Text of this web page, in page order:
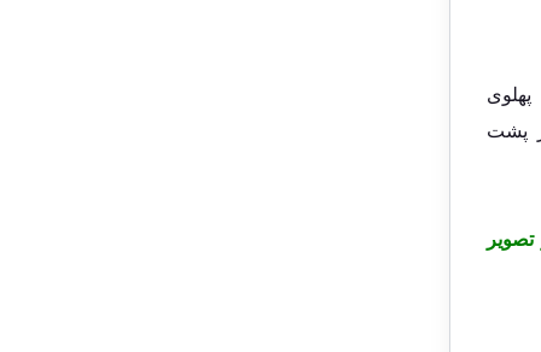
اسکناس 100 ریالی پهلوی
پشت